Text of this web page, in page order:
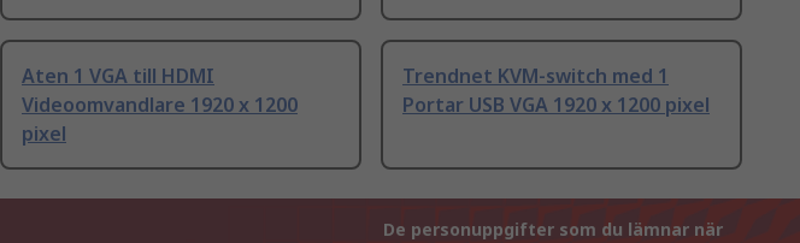
Aten 1 VGA till HDMI
Videoomvandlare 1920 x 1200
pixel
Trendnet KVM-switch med 1
Portar USB VGA 1920 x 1200 pixel
De personuppgifter som du lämnar när